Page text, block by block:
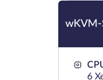
wKVM-
6